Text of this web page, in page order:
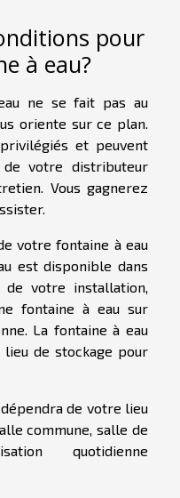
pour
à eau?
ne se fait pas au
oriente sur ce plan.
et peuvent
votre distributeur
Vous gagnerez
votre fontaine à eau
est disponible dans
de votre installation,
fontaine à eau sur
La fontaine à eau
lieu de stockage pour
de votre lieu
commune, salle de
quotidienne